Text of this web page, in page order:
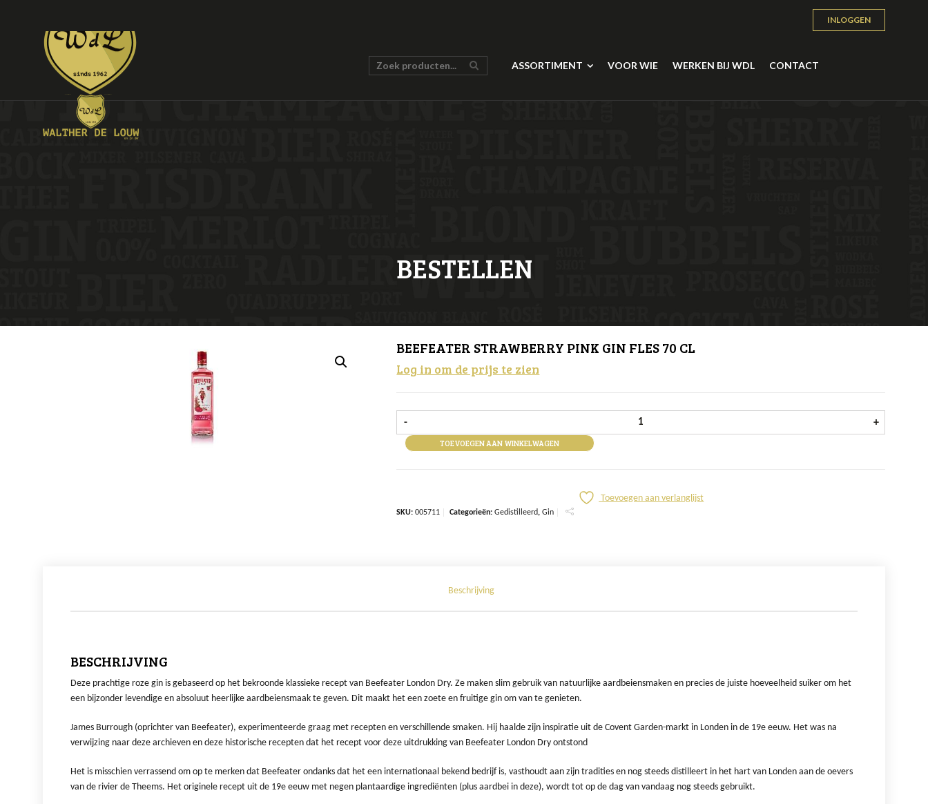
INLOGGEN
ASSORTIMENT VOOR WIE WERKEN BIJ WDL CONTACT
BESTELLEN
BEEFEATER STRAWBERRY PINK GIN FLES 70 CL
Log in om de prijs te zien
- Beefeater Strawberry Pink Gin fles 70 cl aantal +
TOEVOEGEN AAN WINKELWAGEN
Toevoegen aan verlanglijst
SKU:005711 Categorieën:Gedistilleerd,Gin
Beschrijving
BESCHRIJVING
Deze prachtige roze gin is gebaseerd op het bekroonde klassieke recept van Beefeater London Dry. Ze maken slim gebruik van natuurlijke aardbeiensmaken en precies de juiste hoeveelheid suiker om het
een bijzonder levendige en absoluut heerlijke aardbeiensmaak te geven. Dit maakt het een zoete en fruitige gin om van te genieten.
James Burrough (oprichter van Beefeater), experimenteerde graag met recepten en verschillende smaken. Hij haalde zijn inspiratie uit de Covent Garden-markt in Londen in de 19e eeuw. Het was na
verwijzing naar deze archieven en deze historische recepten dat het recept voor deze uitdrukking van Beefeater London Dry ontstond
Het is misschien verrassend om op te merken dat Beefeater ondanks dat het een internationaal bekend bedrijf is, vasthoudt aan zijn tradities en nog steeds distilleert in het hart van Londen aan de oevers
van de rivier de Theems. Het originele recept uit de 19e eeuw met negen plantaardige ingrediënten (plus aardbei in deze), wordt tot op de dag van vandaag nog steeds gebruikt.